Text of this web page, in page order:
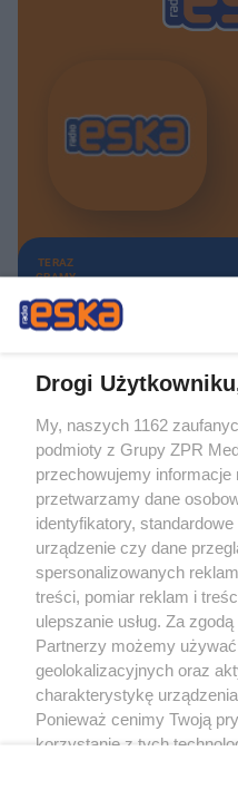
TERAZ
GRAMY
Żaden utwór zamieszczony w
rozpowszechniany lub dalej
tym także elektroniczny lub
eksploatacji w jakiejkolwiek
bez pisemnej zgody właściciela
wykorzystanie utworów w całości
bez właściwej zgody, jest
prawnie.
Drogi
My, naszych 1162
podmioty z Grupy ZPR
przechowujemy informacje
przetwarzamy dane
identyfikatory,
urządzenie czy dane
spersonalizowanych
treści, pomiar reklam i
ulepszanie usług. Za
Partnerzy możemy
geolokalizacyjnych oraz
charakterystykę
Ponieważ cenimy Twoją
korzystanie z tych